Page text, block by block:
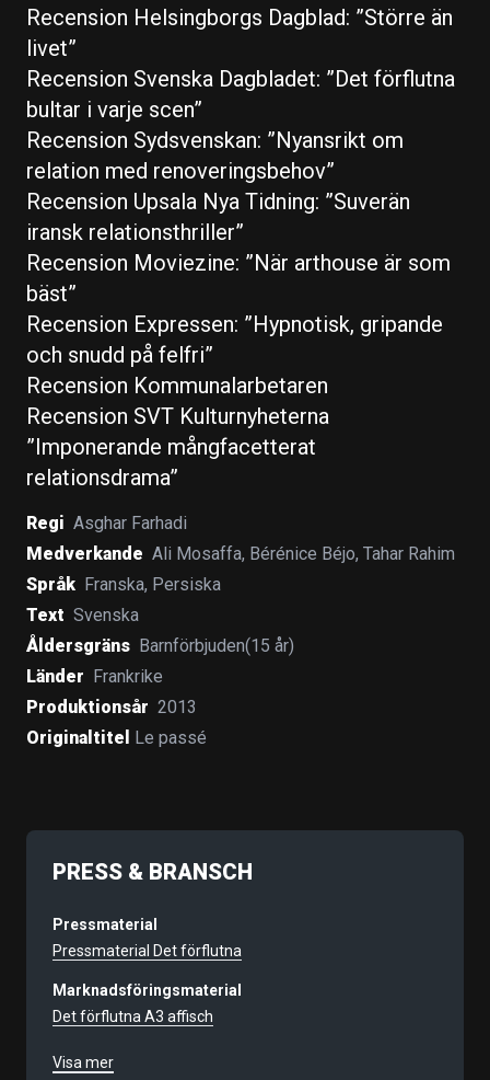
Recension Helsingborgs Dagblad: ”Större än
livet”
Recension Svenska Dagbladet: ”Det förflutna
bultar i varje scen”
Recension Sydsvenskan: ”Nyansrikt om
relation med renoveringsbehov”
Recension Upsala Nya Tidning: ”Suverän
iransk relationsthriller”
Recension Moviezine: ”När arthouse är som
bäst”
Recension Expressen: ”Hypnotisk, gripande
och snudd på felfri”
Recension Kommunalarbetaren
Recension SVT Kulturnyheterna
”Imponerande mångfacetterat
relationsdrama”
Regi Asghar Farhadi
Medverkande Ali Mosaffa, Bérénice Béjo, Tahar Rahim
Språk Franska, Persiska
Text Svenska
Åldersgräns Barnförbjuden(15 år)
Länder
Frankrike
Produktionsår 2013
Originaltitel
Le passé
PRESS & BRANSCH
Pressmaterial
Pressmaterial Det förflutna
Marknadsföringsmaterial
Det förflutna A3 affisch
Det förflutna A3 med citat
Visa mer